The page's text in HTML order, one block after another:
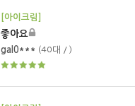
[아이크림]
좋아요
gal0*** (40대 / )